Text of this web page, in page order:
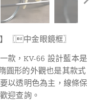
〖中金眼鏡框〗
款，KV-66 設計藍本是
圓形的外觀也是其款式
以透明色為主，線條保
迎查詢。